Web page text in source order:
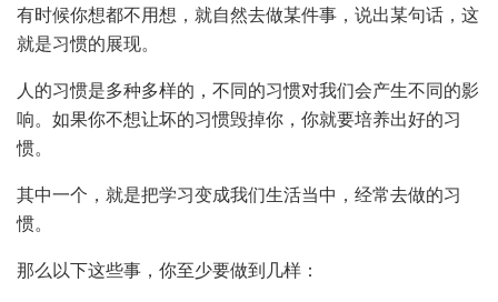
有时候你想都不用想，就自然去做某件事，说出某句话，这
就是习惯的展现。
人的习惯是多种多样的，不同的习惯对我们会产生不同的影
响。如果你不想让坏的习惯毁掉你，你就要培养出好的习
惯。
其中一个，就是把学习变成我们生活当中，经常去做的习
惯。
那么以下这些事，你至少要做到几样：